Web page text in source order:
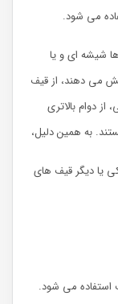
می شود.
شیشه ای و یا
می دهند، از قیف
دوام بالاتری
به همین دلیل،
یا دیگر قیف های
استفاده می شود.